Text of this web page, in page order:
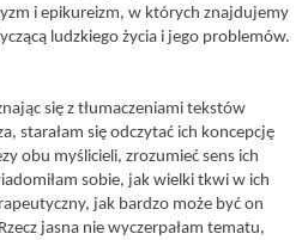
i epikureizm, w których znajdujemy
ludzkiego życia i jego problemów.
się z tłumaczeniami tekstów
starałam się odczytać ich koncepcję
obu myślicieli, zrozumieć sens ich
sobie, jak wielki tkwi w ich
jak bardzo może być on
jasna nie wyczerpałam tematu,